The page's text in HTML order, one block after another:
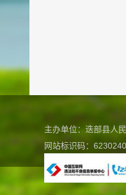
主办单位：迭部县人
网站标识码：